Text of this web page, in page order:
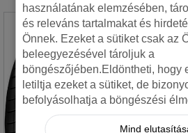
használatának elemzésében,
és releváns tartalmakat és
Önnek. Ezeket a sütiket csak az
beleegyezésével tároljuk a
böngészőjében.Eldöntheti, hogy
letiltja ezeket a sütiket, de
befolyásolhatja a böngészési
Mind